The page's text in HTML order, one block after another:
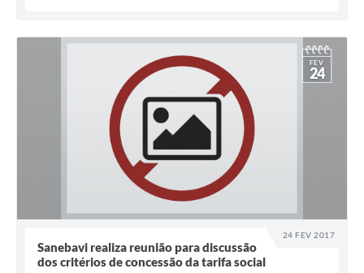
24 FEV 2017
FEV
24
Sanebavi realiza reunião para discussão
dos critérios de concessão da tarifa social